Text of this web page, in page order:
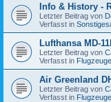
Info & History -
Letzter Beitrag von
Verfasst in
Lufthansa MD-
Letzter Beitrag von
Verfasst in
Air Greenland
Letzter Beitrag von
Verfasst in